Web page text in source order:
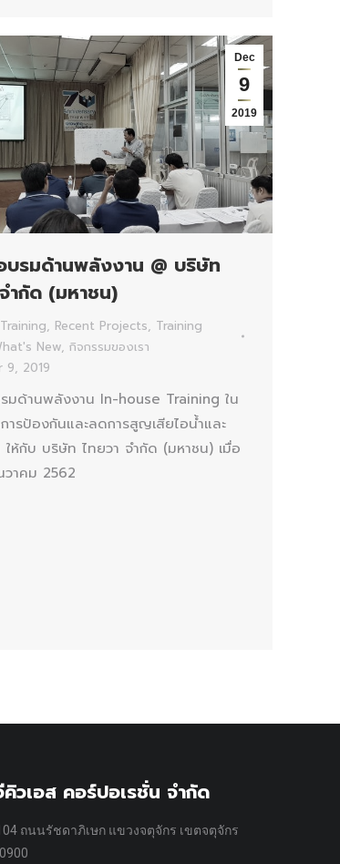
Dec
9
2019
บรมด้านพลังงาน @ บริษัท
ำกัด (มหาชน)
, Recent Projects, Training
New, กิจกรรมของเรา
9, 2019
มด้านพลังงาน In-house Training ใน
ารป้องกันและลดการสูญเสียไอน้ำและ
ให้กับ บริษัท ไทยวา จำกัด (มหาชน) เมื่อ
าคม 2562
วเอส คอร์ปอเรชั่น จำกัด
ถนนรัชดาภิเษก แขวงจตุจักร เขตจตุจักร